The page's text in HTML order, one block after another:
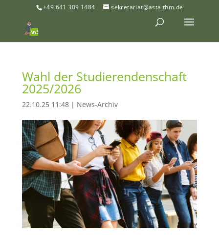
+49 641 309 1484 sekretariat@asta.thm.de
Wahl der Studierendenschaft
2025/2026
22.10.25 11:48| News-Archiv